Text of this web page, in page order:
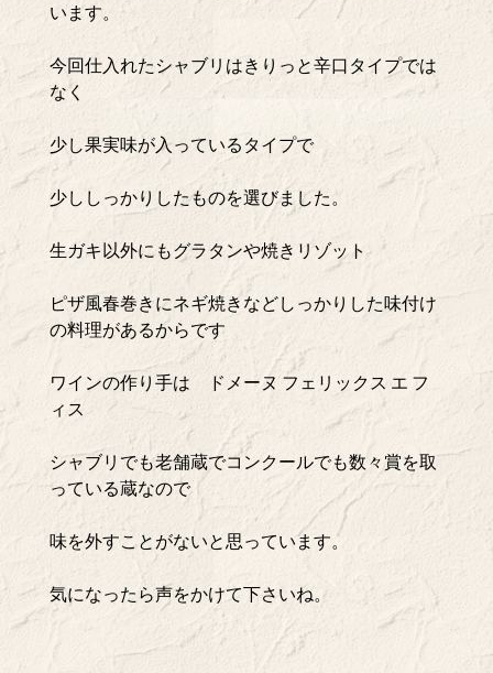
います。
今回仕入れたシャブリはきりっと辛口タイプでは
なく
少し果実味が入っているタイプで
少ししっかりしたものを選びました。
生ガキ以外にもグラタンや焼きリゾット
ピザ風春巻きにネギ焼きなどしっかりした味付け
の料理があるからです
ワインの作り手は ドメーヌ フェリックス エ フ
ィス
シャブリでも老舗蔵でコンクールでも数々賞を取
っている蔵なので
味を外すことがないと思っています。
気になったら声をかけて下さいね。